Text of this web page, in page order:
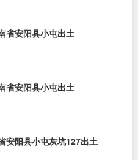
省安阳县小屯出土
省安阳县小屯出土
安阳县小屯灰坑127出土